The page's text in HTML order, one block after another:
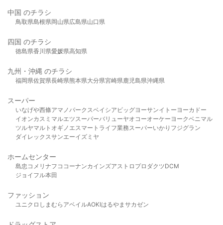
中国 のチラシ
鳥取県島根県岡山県広島県山口県
四国 のチラシ
徳島県香川県愛媛県高知県
九州・沖縄 のチラシ
福岡県佐賀県長崎県熊本県大分県宮崎県鹿児島県沖縄県
スーパー
いなげや西條アマノパークスベイシア ビッグヨーサンイトーヨーカドー
イオンカスミ マルエツスーパーバリューヤオコーオーケー ヨークベニマル
ツルヤマルト オギノ エスマート ライフ業務スーパーいかり フジグラン
ダイレックスサンエーイズミヤ
ホームセンター
島忠 コメリ ナフコ コーナンカインズアストロプロダクツDCM
ジョイフル本田
ファッション
ユニクロ しまむら アベイルAOKIはるやま サカゼン